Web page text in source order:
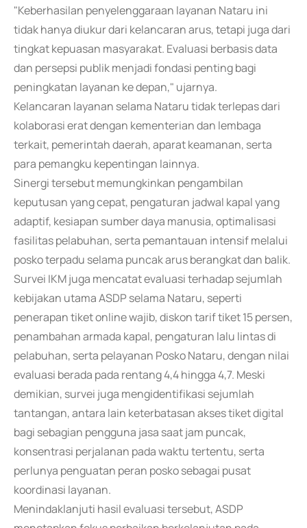
"Keberhasilan penyelenggaraan layanan Nataru ini
tidak hanya diukur dari kelancaran arus, tetapi juga dari
tingkat kepuasan masyarakat. Evaluasi berbasis data
dan persepsi publik menjadi fondasi penting bagi
peningkatan layanan ke depan," ujarnya.
Kelancaran layanan selama Nataru tidak terlepas dari
kolaborasi erat dengan kementerian dan lembaga
terkait, pemerintah daerah, aparat keamanan, serta
para pemangku kepentingan lainnya.
Sinergi tersebut memungkinkan pengambilan
keputusan yang cepat, pengaturan jadwal kapal yang
adaptif, kesiapan sumber daya manusia, optimalisasi
fasilitas pelabuhan, serta pemantauan intensif melalui
posko terpadu selama puncak arus berangkat dan balik.
Survei IKM juga mencatat evaluasi terhadap sejumlah
kebijakan utama ASDP selama Nataru, seperti
penerapan tiket online wajib, diskon tarif tiket 15 persen,
penambahan armada kapal, pengaturan lalu lintas di
pelabuhan, serta pelayanan Posko Nataru, dengan nilai
evaluasi berada pada rentang 4,4 hingga 4,7. Meski
demikian, survei juga mengidentifikasi sejumlah
tantangan, antara lain keterbatasan akses tiket digital
bagi sebagian pengguna jasa saat jam puncak,
konsentrasi perjalanan pada waktu tertentu, serta
perlunya penguatan peran posko sebagai pusat
koordinasi layanan.
Menindaklanjuti hasil evaluasi tersebut, ASDP